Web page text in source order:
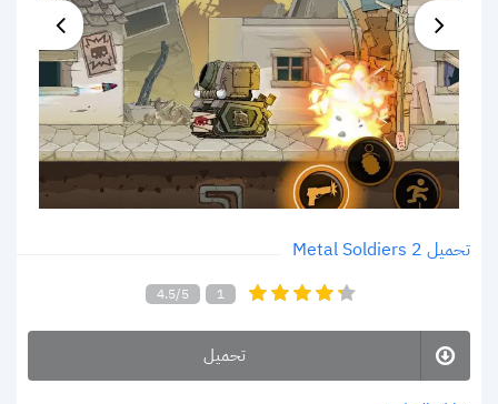
تحميل Metal Soldiers 2
4.5/5 1
تحميل